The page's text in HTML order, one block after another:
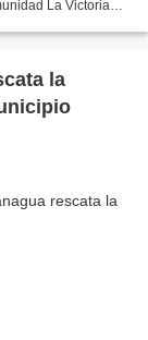
La Victoria
la